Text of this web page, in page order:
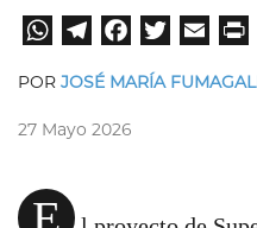
W
pp
Te
leg
m
Fa
ce
Tw
POR JOSÉ MARÍA
27 Mayo 2026